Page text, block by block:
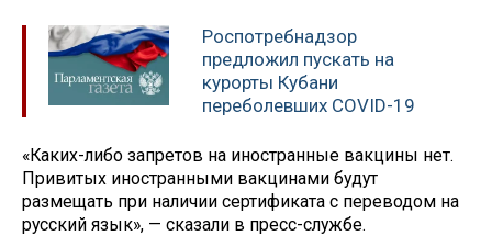
Роспотребнадзор
предложил пускать на
курорты Кубани
переболевших COVID-19
«Каких-либо запретов на иностранные вакцины нет.
Привитых иностранными вакцинами будут
размещать при наличии сертификата с переводом на
русский язык», — сказали в пресс-службе.